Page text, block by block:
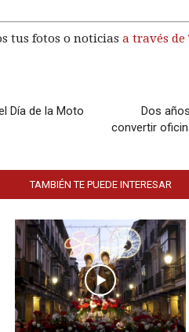
tus fotos o noticias a través
Día de la Moto
Dos
convertir
TAMBIÉN TE PUEDE INTERESAR